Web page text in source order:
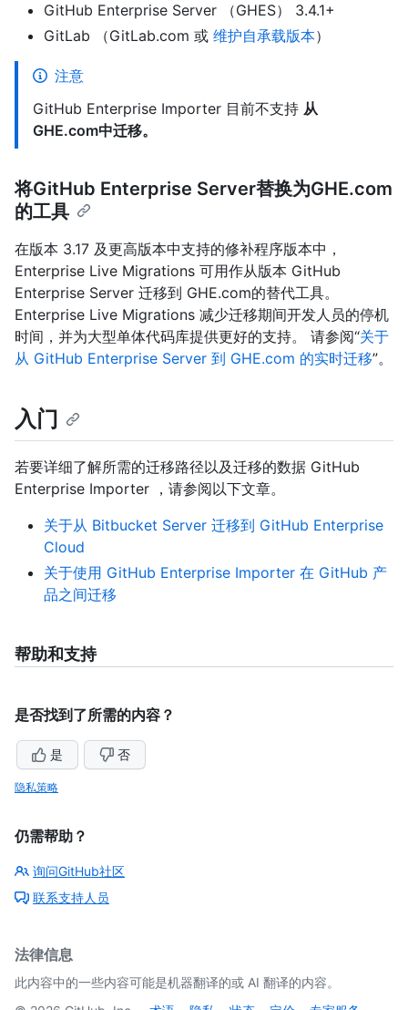
GitHub Enterprise Server （GHES） 3.4.1+
GitLab （GitLab.com 或 维护自承载版本）
注意
GitHub Enterprise Importer 目前不支持 从
GHE.com中迁移。
将GitHub Enterprise Server替换为GHE.com
的工具
在版本 3.17 及更高版本中支持的修补程序版本中，
Enterprise Live Migrations 可用作从版本 GitHub
Enterprise Server 迁移到 GHE.com的替代工具。
Enterprise Live Migrations 减少迁移期间开发人员的停机
时间，并为大型单体代码库提供更好的支持。 请参阅“关于
从 GitHub Enterprise Server 到 GHE.com 的实时迁移”。
入门
若要详细了解所需的迁移路径以及迁移的数据 GitHub
Enterprise Importer ，请参阅以下文章。
关于从 Bitbucket Server 迁移到 GitHub Enterprise
Cloud
关于使用 GitHub Enterprise Importer 在 GitHub 产
品之间迁移
帮助和支持
是否找到了所需的内容？
是 否
隐私策略
仍需帮助？
询问GitHub社区
联系支持人员
法律信息
此内容中的一些内容可能是机器翻译的或 AI 翻译的内容。